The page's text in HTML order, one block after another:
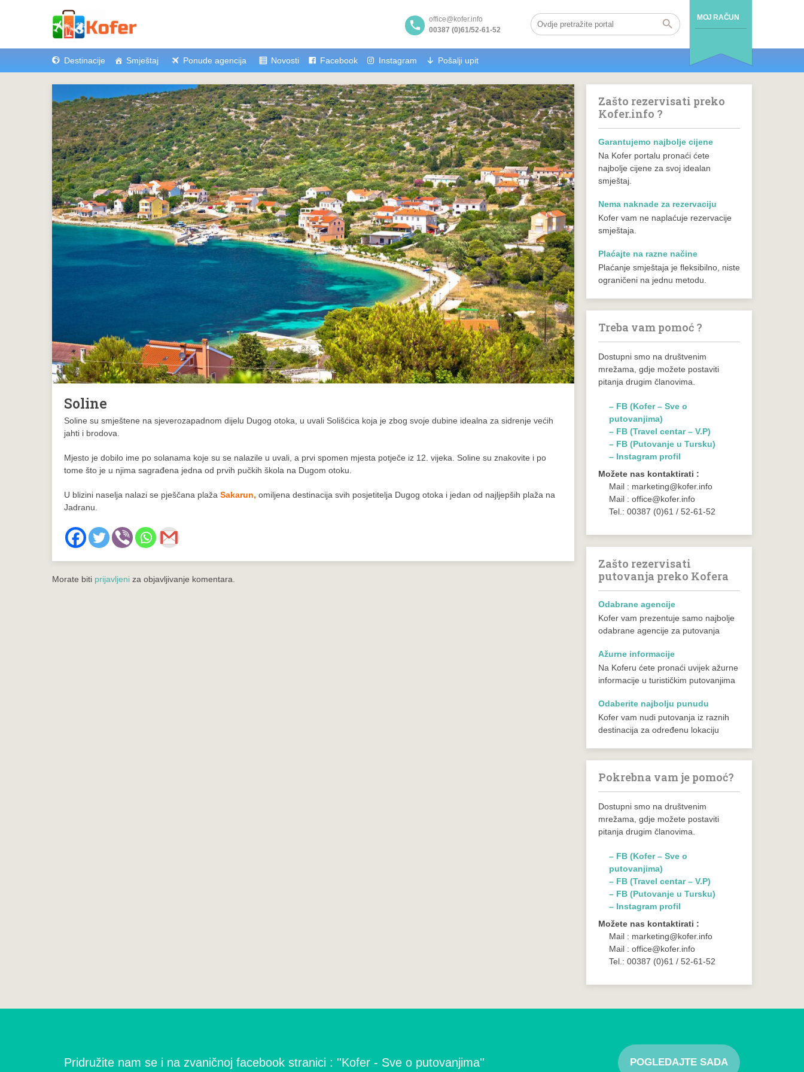
MOJ RAČUN
office@kofer.info
00387 (0)61/52-61-52
Destinacije Smještaj Ponude agencija Novosti Facebook Instagram Pošalji upit
Soline
Soline su smještene na sjeverozapadnom dijelu Dugog otoka, u uvali Solišćica koja je zbog svoje dubine idealna za sidrenje većih
jahti i brodova.
Mjesto je dobilo ime po solanama koje su se nalazile u uvali, a prvi spomen mjesta potječe iz 12. vijeka. Soline su znakovite i po
tome što je u njima sagrađena jedna od prvih pučkih škola na Dugom otoku.
U blizini naselja nalazi se pješčana plaža Sakarun, omiljena destinacija svih posjetitelja Dugog otoka i jedan od najljepših plaža na
Jadranu.
Morate biti prijavljeni za objavljivanje komentara.
Zašto rezervisati preko
Kofer.info ?
Garantujemo najbolje cijene
Na Kofer portalu pronaći ćete
najbolje cijene za svoj idealan
smještaj.
Nema naknade za rezervaciju
Kofer vam ne naplaćuje rezervacije
smještaja.
Plaćajte na razne načine
Plaćanje smještaja je fleksibilno, niste
ograničeni na jednu metodu.
Treba vam pomoć ?
Dostupni smo na društvenim
mrežama, gdje možete postaviti
pitanja drugim članovima.
– FB (Kofer – Sve o
putovanjima)
– FB (Travel centar – V.P)
– FB (Putovanje u Tursku)
– Instagram profil
Možete nas kontaktirati :
Mail : marketing@kofer.info
Mail : office@kofer.info
Tel.: 00387 (0)61 / 52-61-52
Zašto rezervisati
putovanja preko Kofera
Odabrane agencije
Kofer vam prezentuje samo najbolje
odabrane agencije za putovanja
Ažurne informacije
Na Koferu ćete pronaći uvijek ažurne
informacije u turističkim putovanjima
Odaberite najbolju punudu
Kofer vam nudi putovanja iz raznih
destinacija za određenu lokaciju
Pokrebna vam je pomoć?
Dostupni smo na društvenim
mrežama, gdje možete postaviti
pitanja drugim članovima.
– FB (Kofer – Sve o
putovanjima)
– FB (Travel centar – V.P)
– FB (Putovanje u Tursku)
– Instagram profil
Možete nas kontaktirati :
Mail : marketing@kofer.info
Mail : office@kofer.info
Tel.: 00387 (0)61 / 52-61-52
Pridružite nam se i na zvaničnoj facebook stranici : ''Kofer - Sve o putovanjima'' POGLEDAJTE SADA